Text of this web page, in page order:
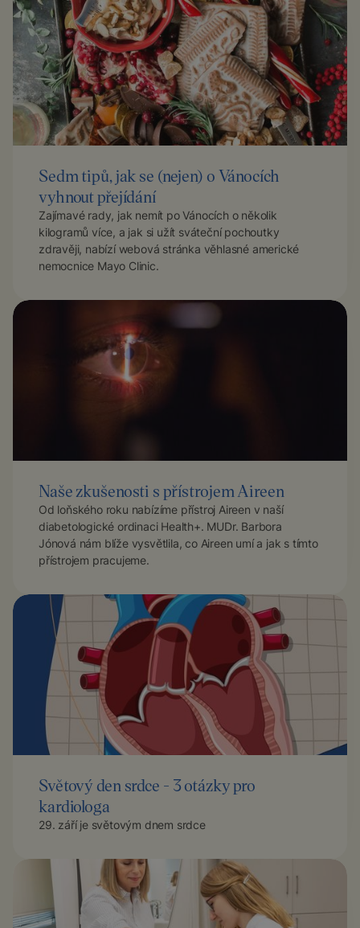
Sedm tipů, jak se (nejen) o Vánocích
vyhnout přejídání
Zajímavé rady, jak nemít po Vánocích o několik
kilogramů více, a jak si užít sváteční pochoutky
zdravěji, nabízí webová stránka věhlasné americké
nemocnice Mayo Clinic.
Naše zkušenosti s přístrojem Aireen
Od loňského roku nabízíme přístroj Aireen v naší
diabetologické ordinaci Health+. MUDr. Barbora
Jónová nám blíže vysvětlila, co Aireen umí a jak s tímto
přístrojem pracujeme.
Světový den srdce - 3 otázky pro
kardiologa
29. září je světovým dnem srdce